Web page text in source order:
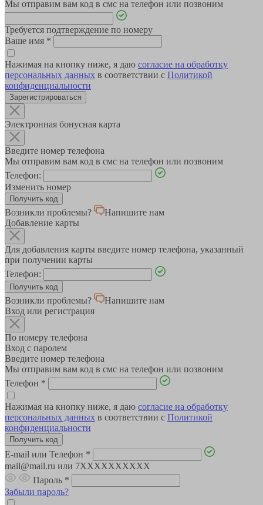
Мы отправим вам код в смс на телефон или позвоним
Требуется подтверждение по номеру
Ваше имя *
Нажимая на кнопку ниже, я даю согласие на обработку
персональных данных в соответствии с Политикой
конфиденциальности
Зарегистрироваться
Электронная бонусная карта
Введите номер телефона
Мы отправим вам код в смс на телефон или позвоним
Телефон:
Изменить номер
Возникли проблемы?
Напишите нам
Добавление карты
Для добавления карты введите номер телефона, указанный
при получении карты
Телефон:
Возникли проблемы?
Напишите нам
Вход или регистрация
По номеру телефона
Вход с паролем
Введите номер телефона
Мы отправим вам код в смс на телефон или позвоним
Телефон *
Нажимая на кнопку ниже, я даю согласие на обработку
персональных данных в соответствии с Политикой
конфиденциальности
E-mail или Телефон *
mail@mail.ru или 7XXXXXXXXXX
Пароль *
Забыли пароль?